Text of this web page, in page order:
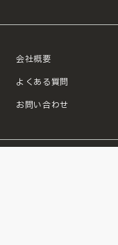
会社概要
よくある質問
お問い合わせ